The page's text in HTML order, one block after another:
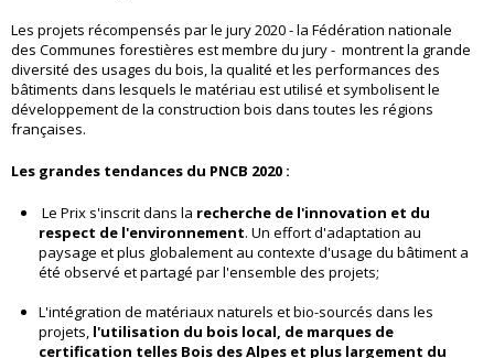
Les projets récompensés par le jury 2020 - la Fédération nationale
des Communes forestières est membre du jury - montrent la grande
diversité des usages du bois, la qualité et les performances des
bâtiments dans lesquels le matériau est utilisé et symbolisent le
développement de la construction bois dans toutes les régions
françaises.
Les grandes tendances du PNCB 2020 :
Le Prix s'inscrit dans la recherche de l'innovation et du
respect de l'environnement. Un effort d'adaptation au
paysage et plus globalement au contexte d'usage du bâtiment a
été observé et partagé par l'ensemble des projets;
L'intégration de matériaux naturels et bio-sourcés dans les
projets, l'utilisation du bois local, de marques de
certification telles Bois des Alpes et plus largement du